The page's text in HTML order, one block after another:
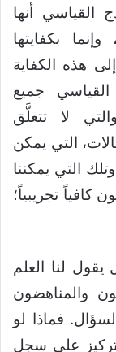
القياسي أنها
بكفايتها
هذه الكفاية
القياسي جميع
لا تتعلَّق
التي يمكن
التي يمكننا
كافياً تجريبياً؛
يقول لنا العلم
والمناهضون
فماذا لو
على سجل